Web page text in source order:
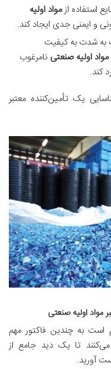
استفاده ازمواد اولیه
و ایمنی جدی ایجاد کند.
شدت به کیفیت
مواد اولیه صنعتی نامرغوب
کند.
یک تأمین‌کننده معتبر
مواد اولیه صنعتی
است به چندین فاکتور مهم
تا یک دید جامع از
آورید.